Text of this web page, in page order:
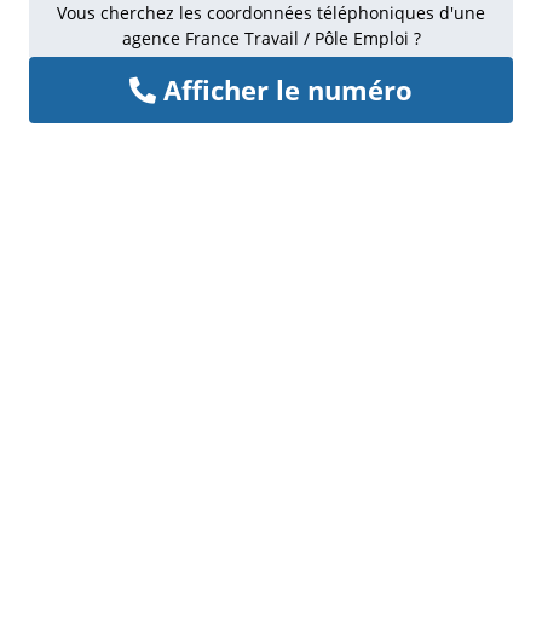
Vous cherchez les coordonnées téléphoniques d'une
agence France Travail / Pôle Emploi ?
Afficher le numéro